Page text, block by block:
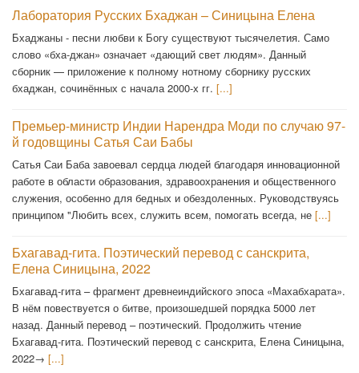
Лаборатория Русских Бхаджан – Синицына Елена
Бхаджаны - песни любви к Богу существуют тысячелетия. Само
слово «бха-джан» означает «дающий свет людям». Данный
сборник — приложение к полному нотному сборнику русских
бхаджан, сочинённых с начала 2000-х гг. [...]
Премьер-министр Индии Нарендра Моди по случаю 97-
й годовщины Сатья Саи Бабы
Сатья Саи Баба завоевал сердца людей благодаря инновационной
работе в области образования, здравоохранения и общественного
служения, особенно для бедных и обездоленных. Руководствуясь
принципом "Любить всех, служить всем, помогать всегда, не [...]
Бхагавад-гита. Поэтический перевод с санскрита,
Елена Синицына, 2022
Бхагавад-гита – фрагмент древнеиндийского эпоса «Махабхарата».
В нём повествуется о битве, произошедшей порядка 5000 лет
назад. Данный перевод – поэтический. Продолжить чтение
Бхагавад-гита. Поэтический перевод с санскрита, Елена Синицына,
2022→ [...]